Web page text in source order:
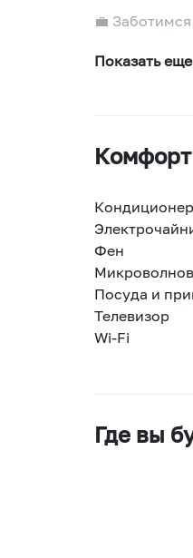
💼
Показать еще
Комфорт
Кондиционер
Фен
Посуда и
Телевизор
Wi-Fi
Где вы